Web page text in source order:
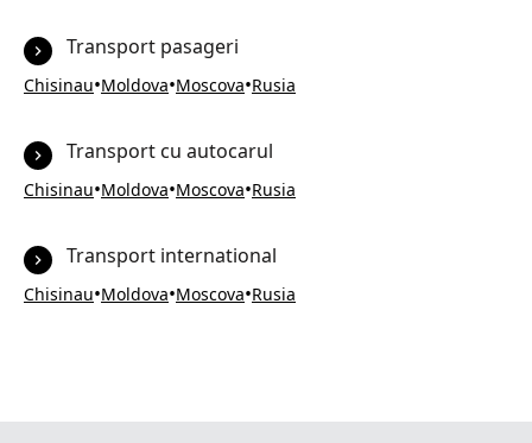
Transport pasageri
Chisinau•Moldova•Moscova•Rusia
Transport cu autocarul
Chisinau•Moldova•Moscova•Rusia
Transport international
Chisinau•Moldova•Moscova•Rusia